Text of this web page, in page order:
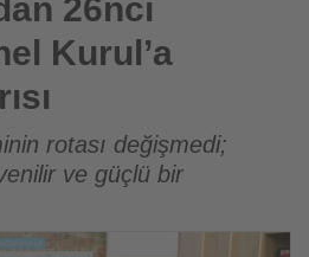
26ncı
Kurul’a
rotası değişmedi;
ve güçlü bir